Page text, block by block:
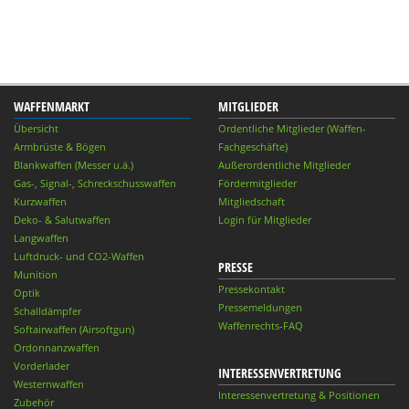
WAFFENMARKT
Übersicht
Armbrüste & Bögen
Blankwaffen (Messer u.ä.)
Gas-, Signal-, Schreckschusswaffen
Kurzwaffen
Deko- & Salutwaffen
Langwaffen
Luftdruck- und CO2-Waffen
Munition
Optik
Schalldämpfer
Softairwaffen (Airsoftgun)
Ordonnanzwaffen
Vorderlader
Westernwaffen
Zubehör
MITGLIEDER
Ordentliche Mitglieder (Waffen-
Fachgeschäfte)
Außerordentliche Mitglieder
Fördermitglieder
Mitgliedschaft
Login für Mitglieder
PRESSE
Pressekontakt
Pressemeldungen
Waffenrechts-FAQ
INTERESSENVERTRETUNG
Interessenvertretung & Positionen